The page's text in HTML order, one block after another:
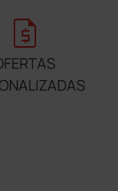
request_quote